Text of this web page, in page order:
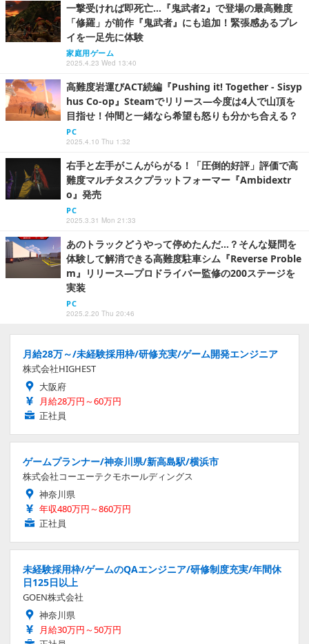
一撃受ければ即死亡…『鬼武者2』で登場の最高難度
「修羅」が前作『鬼武者』にも追加！緊張感あるプレ
イを一足先に体験
家庭用ゲーム
2025.4.23 Wed 13:40
高難度岩運びACT続編『Pushing it! Together - Sisyp
hus Co-op』Steamでリリース―今度は4人で山頂を
目指せ！仲間と一緒なら希望も怒りも分かち合える？
PC
2025.4.10 Thu 1:32
右手と左手がこんがらがる！「圧倒的好評」評価で高
難度マルチタスクプラットフォーマー『Ambidextr
o』発売
PC
2025.3.31 Mon 21:33
あのトラックどうやって停めたんだ…？そんな疑問を
体験して解消できる高難度駐車シム『Reverse Proble
m』リリース―プロドライバー監修の200ステージを
実装
PC
2025.2.20 Thu 20:46
月給28万～/未経験採用枠/研修充実/ゲーム開発エンジニア
株式会社HIGHEST
大阪府
月給28万円～60万円
正社員
ゲームプランナー/神奈川県/新高島駅/横浜市
株式会社コーエーテクモホールディングス
神奈川県
年収480万円～860万円
正社員
未経験採用枠/ゲームのQAエンジニア/研修制度充実/年間休
日125日以上
GOEN株式会社
神奈川県
月給30万円～50万円